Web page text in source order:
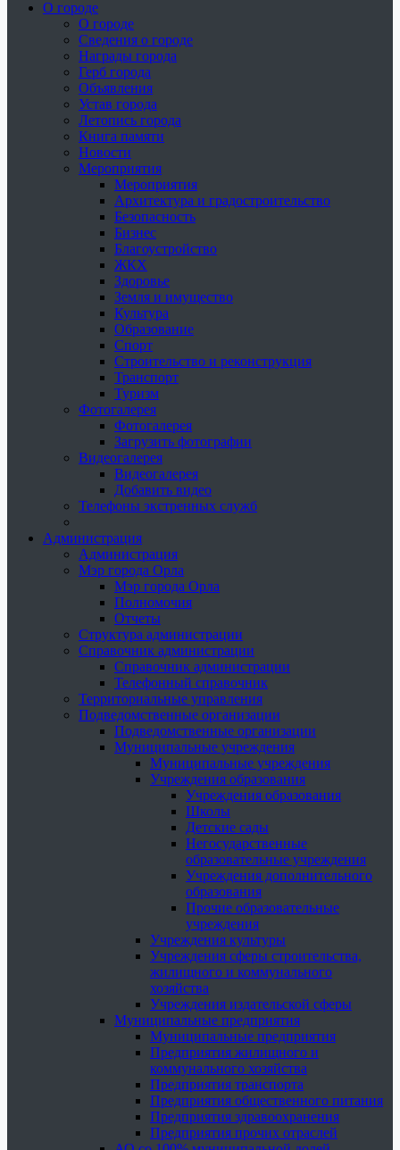
О городе
О городе
Сведения о городе
Награды города
Герб города
Объявления
Устав города
Летопись города
Книга памяти
Новости
Мероприятия
Мероприятия
Архитектура и градостроительство
Безопасность
Бизнес
Благоустройство
ЖКХ
Здоровье
Земля и имущество
Культура
Образование
Спорт
Строительство и реконструкция
Транспорт
Туризм
Фотогалерея
Фотогалерея
Загрузить фотографии
Видеогалерея
Видеогалерея
Добавить видео
Телефоны экстренных служб
Администрация
Администрация
Мэр города Орла
Мэр города Орла
Полномочия
Отчеты
Структура администрации
Справочник администрации
Справочник администрации
Телефонный справочник
Территориальные управления
Подведомственные организации
Подведомственные организации
Муниципальные учреждения
Муниципальные учреждения
Учреждения образования
Учреждения образования
Школы
Детские сады
Негосударственные
образовательные учреждения
Учреждения дополнительного
образования
Прочие образовательные
учреждения
Учреждения культуры
Учреждения сферы строительства,
жилищного и коммунального
хозяйства
Учреждения издательской сферы
Муниципальные предприятия
Муниципальные предприятия
Предприятия жилищного и
коммунального хозяйства
Предприятия транспорта
Предприятия общественного питания
Предприятия здравоохранения
Предприятия прочих отраслей